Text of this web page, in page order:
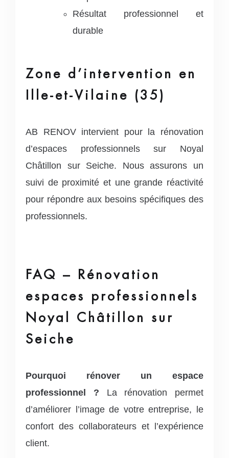
Résultat professionnel et
durable
Zone d’intervention en
Ille-et-Vilaine (35)
AB RENOV intervient pour la rénovation
d’espaces professionnels sur Noyal
Châtillon sur Seiche. Nous assurons un
suivi de proximité et une grande réactivité
pour répondre aux besoins spécifiques des
professionnels.
FAQ – Rénovation
espaces professionnels
Noyal Châtillon sur
Seiche
Pourquoi rénover un espace
professionnel ? La rénovation permet
d’améliorer l’image de votre entreprise, le
confort des collaborateurs et l’expérience
client.